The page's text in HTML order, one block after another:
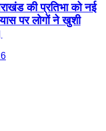
की प्रतिभा को नई
पर लोगों ने खुशी